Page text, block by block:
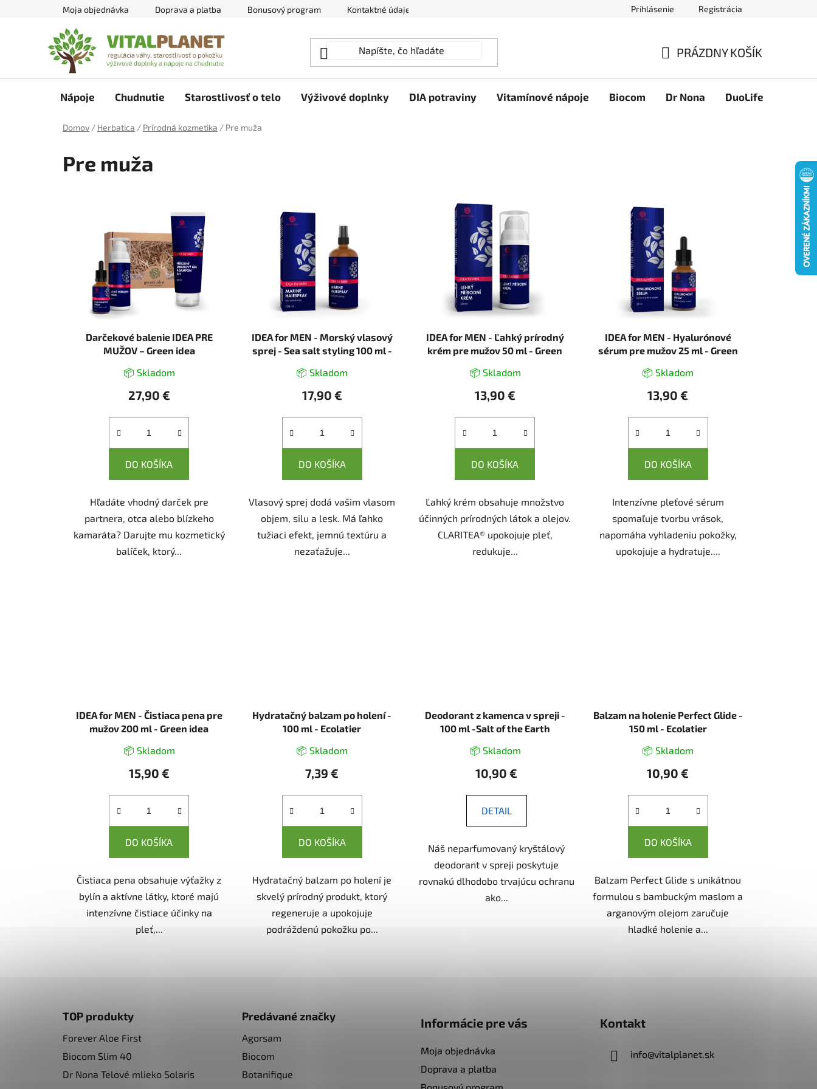
Moja objednávka Doprava a platba Bonusový program Kontaktné údaje Ako nakupovať Obchodné podmienky
Prihlásenie Registrácia
KOŠÍK
PRÁZDNY KOŠÍK
Nápoje Chudnutie Starostlivosť o telo Výživové doplnky DIA potraviny Vitamínové nápoje Biocom Dr Nona DuoLife
Domov / Herbatica / Prírodná kozmetika / Pre muža
Pre muža
Darčekové balenie IDEA PRE
MUŽOV – Green idea
📦 Skladom
27,90 €
DO KOŠÍKA
Hľadáte vhodný darček pre
partnera, otca alebo blízkeho
kamaráta? Darujte mu kozmetický
balíček, ktorý...
IDEA for MEN - Morský vlasový
sprej - Sea salt styling 100 ml -
📦 Skladom
17,90 €
DO KOŠÍKA
Vlasový sprej dodá vašim vlasom
objem, silu a lesk. Má ľahko
tužiaci efekt, jemnú textúru a
nezaťažuje...
IDEA for MEN - Ľahký prírodný
krém pre mužov 50 ml - Green
📦 Skladom
13,90 €
DO KOŠÍKA
Ľahký krém obsahuje množstvo
účinných prírodných látok a olejov.
CLARITEA® upokojuje pleť,
redukuje...
IDEA for MEN - Hyalurónové
sérum pre mužov 25 ml - Green
📦 Skladom
13,90 €
DO KOŠÍKA
Intenzívne pleťové sérum
spomaľuje tvorbu vrások,
napomáha vyhladeniu pokožky,
upokojuje a hydratuje....
IDEA for MEN - Čistiaca pena pre
mužov 200 ml - Green idea
📦 Skladom
15,90 €
DO KOŠÍKA
Čistiaca pena obsahuje výťažky z
bylín a aktívne látky, ktoré majú
intenzívne čistiace účinky na
pleť,...
Hydratačný balzam po holení -
100 ml - Ecolatier
📦 Skladom
7,39 €
DO KOŠÍKA
Hydratačný balzam po holení je
skvelý prírodný produkt, ktorý
regeneruje a upokojuje
podráždenú pokožku po...
Deodorant z kamenca v spreji -
100 ml -Salt of the Earth
📦 Skladom
10,90 €
DETAIL
Náš neparfumovaný kryštálový
deodorant v spreji poskytuje
rovnakú dlhodobo trvajúcu ochranu
ako...
Balzam na holenie Perfect Glide -
150 ml - Ecolatier
📦 Skladom
10,90 €
DO KOŠÍKA
Balzam Perfect Glide s unikátnou
formulou s bambuckým maslom a
arganovým olejom zaručuje
hladké holenie a...
TOP produkty
Forever Aloe First
Biocom Slim 40
Dr Nona Telové mlieko Solaris
Predávané značky
Agorsam
Biocom
Botanifique
Informácie pre vás
Moja objednávka
Doprava a platba
Bonusový program
Kontakt
info@vitalplanet.sk